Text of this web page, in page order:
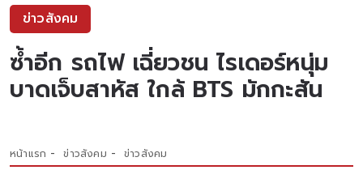
ข่าวสังคม
ซ้ำอีก รถไฟ เฉี่ยวชน ไรเดอร์หนุ่ม
บาดเจ็บสาหัส ใกล้ BTS มักกะสัน
หน้าแรก ข่าวสังคม ข่าวสังคม